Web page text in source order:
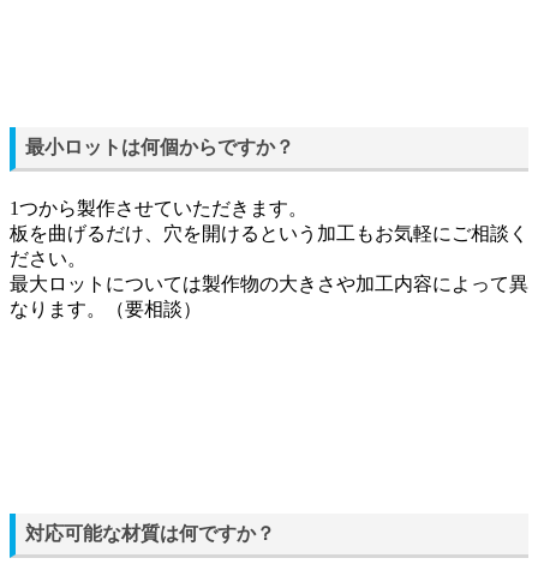
最小ロットは何個からですか？
1つから製作させていただきます。
板を曲げるだけ、穴を開けるという加工もお気軽にご相談く
ださい。
最大ロットについては製作物の大きさや加工内容によって異
なります。（要相談）
対応可能な材質は何ですか？